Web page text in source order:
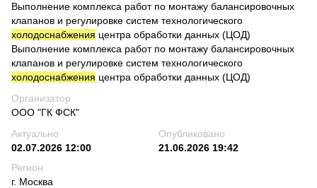
Выполнение комплекса работ по монтажу балансировочных
клапанов и регулировке систем технологического
холодоснабжения центра обработки данных (ЦОД)
Выполнение комплекса работ по монтажу балансировочных
клапанов и регулировке систем технологического
холодоснабжения центра обработки данных (ЦОД)
Организатор
ООО "ГК ФСК"
Актуально
02.07.2026 12:00
Опубликовано
21.06.2026 19:42
Регион
г. Москва